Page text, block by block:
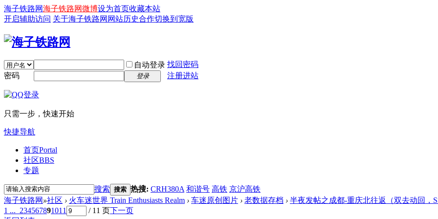
海子铁路网海子铁路网微博设为首页收藏本站
开启辅助访问 关于海子铁路网 网站历史合作切换到宽版
自动登录 找回密码
密码
登录 注册进站
只需一步，快速开始
快捷导航
首页Portal
社区BBS
专题
搜索 搜索 热搜: CRH380A 和谐号 高铁 京沪高铁
海子铁路网 »社区 › 火车迷世界 Train Enthusiasts Realm › 车迷原创图片 › 老数据存档 › 半夜发帖之成都-重庆北往返（双去动回，
1 ... 234567891011 / 11 页下一页